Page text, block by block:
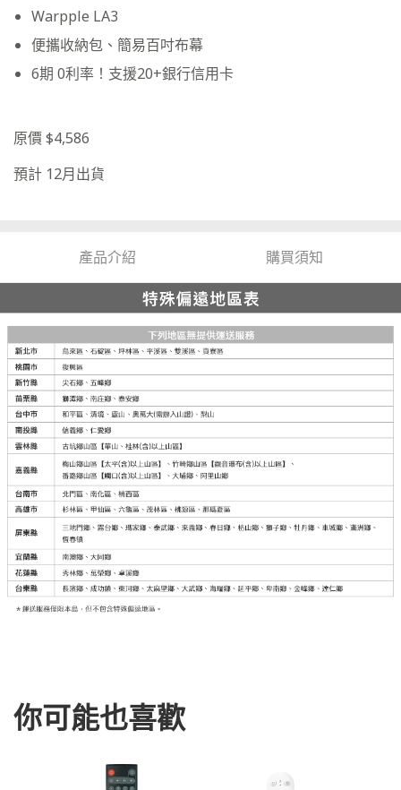
Warpple LA3
便攜收納包、簡易百吋布幕
6期 0利率！支援20+銀行信用卡
原價 $4,586
預計 12月出貨
產品介紹 購買須知
你可能也喜歡